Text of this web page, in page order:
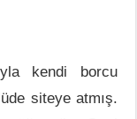
kendi borcu
siteye atmış.